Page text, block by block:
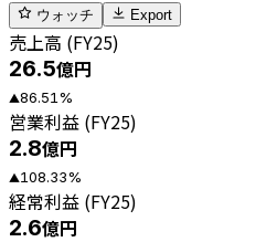
ウォッチ Export
売上高 (FY25)
26.5億円
▲86.51 %
営業利益 (FY25)
2.8億円
▲108.33%
経常利益 (FY25)
2.6億円